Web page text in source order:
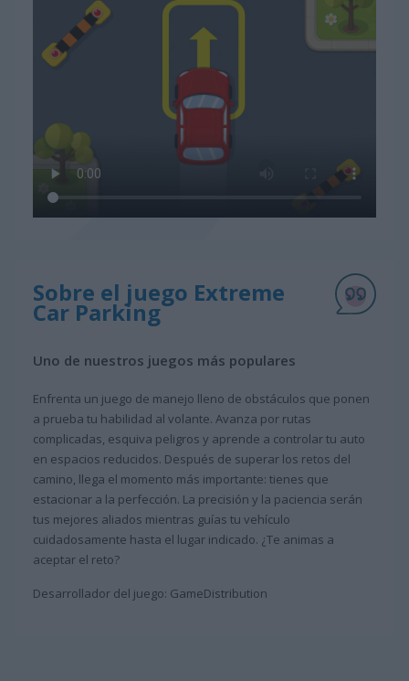
Sobre el juego Extreme
Car Parking
Uno de nuestros juegos más populares
Enfrenta un juego de manejo lleno de obstáculos que ponen
a prueba tu habilidad al volante. Avanza por rutas
complicadas, esquiva peligros y aprende a controlar tu auto
en espacios reducidos. Después de superar los retos del
camino, llega el momento más importante: tienes que
estacionar a la perfección. La precisión y la paciencia serán
tus mejores aliados mientras guías tu vehículo
cuidadosamente hasta el lugar indicado. ¿Te animas a
aceptar el reto?
Desarrollador del juego: GameDistribution